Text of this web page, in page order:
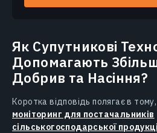
Як Супутникові
Допомагають
Добрив та Насіння?
Коротка відповідь полягає в
моніторинг для постачальників
сільськогосподарської